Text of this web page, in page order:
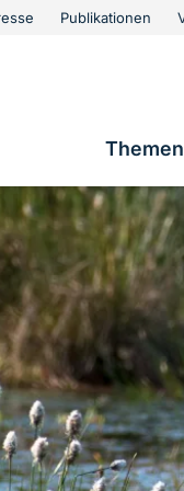
Publikationen
Themen